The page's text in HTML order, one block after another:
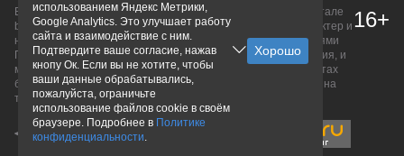
Вся информация о продуктах банков, размещенная на портале
bankinform.ru, носит исключительно ознакомительный характер и
не является публичной офертой, определяемой положениями
ГК РФ. Информация не содержит точного и полного описания, и
может быть изменена. Конечные условия уточняйте на сайтах
банков или при личном обращении. Исключительное право на
товарные знаки принадлежит их правообладателям.
16+
использованием Яндекс Метрики,
Google Analytics. Это улучшает работу
сайта и взаимодействие с ним.
Подтвердите ваше согласие, нажав
кнопу Ок. Если вы не хотите, чтобы
ваши данные обрабатывались,
пожалуйста, ограничьте
использование файлов cookie в своём
браузере. Подробнее в Политике
конфиденциальности.